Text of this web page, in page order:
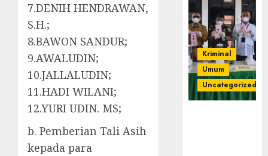
7.DENIH HENDRAWAN,
S.H.;
8.BAWON SANDUR;
9.AWALUDIN;
10.JALLALUDIN;
11.HADI WILANI;
12.YURI UDIN. MS;
b. Pemberian Tali Asih
kepada para
Kriminal
Umum
Uncategorized